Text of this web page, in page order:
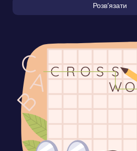
Розвʼязати